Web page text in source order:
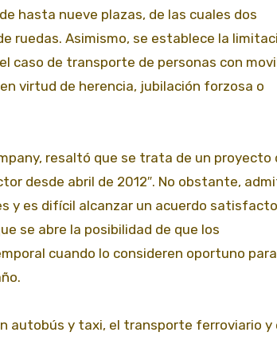
hasta nueve plazas, de las cuales dos
ruedas. Asimismo, se establece la
caso de transporte de personas con
virtud de herencia, jubilación forzosa o
resaltó que se trata de un proyecto
desde abril de 2012″. No obstante,
y es difícil alcanzar un acuerdo
se abre la posibilidad de que los
cuando lo consideren oportuno para
autobús y taxi, el transporte ferroviario y